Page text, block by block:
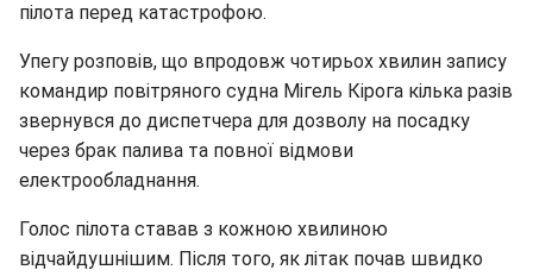
пілота перед катастрофою.
Упегу розповів, що впродовж чотирьох хвилин запису
командир повітряного судна Мігель Кірога кілька разів
звернувся до диспетчера для дозволу на посадку
через брак палива та повної відмови
електрообладнання.
Голос пілота ставав з кожною хвилиною
відчайдушнішим. Після того, як літак почав швидко